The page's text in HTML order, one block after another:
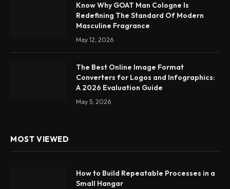
Know Why GOAT Man Cologne Is
Redefining The Standard Of Modern
Masculine Fragrance
May 12, 2026
The Best Online Image Format
Converters for Logos and Infographics:
A 2026 Evaluation Guide
May 5, 2026
MOST VIEWED
How to Build Repeatable Processes in a
Small Hangar